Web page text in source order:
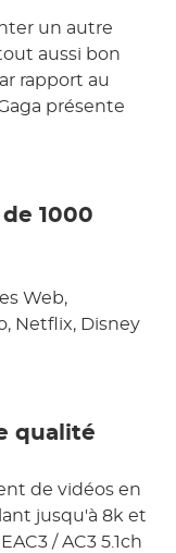
un autre
aussi bon
rapport au
présente
1000
Web,
Netflix, Disney
qualité
de vidéos en
jusqu'à 8k et
/ AC3 5.1ch